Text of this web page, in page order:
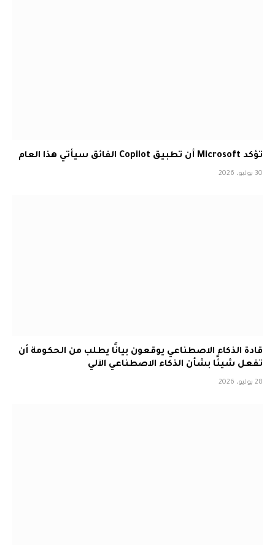
تؤكد Microsoft أن تطبيق Copilot الفائق سيأتي هذا العام
30 يوليو، 2026
قادة الذكاء الاصطناعي يوقعون بيانًا يطلب من الحكومة أن
تفعل شيئًا بشأن الذكاء الاصطناعي الآلي
28 يوليو، 2026